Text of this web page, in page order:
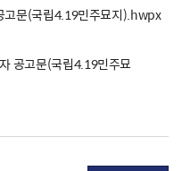
고문(국립4.19민주묘지).hwpx
공고문(국립4.19민주묘